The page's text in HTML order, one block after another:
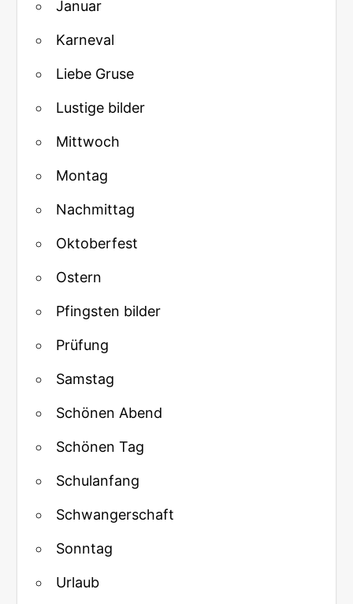
Januar
Karneval
Liebe Gruse
Lustige bilder
Mittwoch
Montag
Nachmittag
Oktoberfest
Ostern
Pfingsten bilder
Prüfung
Samstag
Schönen Abend
Schönen Tag
Schulanfang
Schwangerschaft
Sonntag
Urlaub